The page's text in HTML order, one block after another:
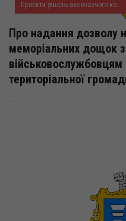
Проекти рішень виконавчого комітету на листопад 2023 року
Про надання дозволу
меморіальних дощок
військовослужбовцям
територіальної